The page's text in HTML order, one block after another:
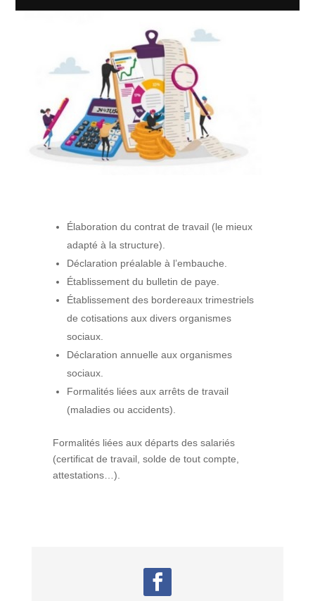
Élaboration du contrat de travail (le mieux
adapté à la structure).
Déclaration préalable à l’embauche.
Établissement du bulletin de paye.
Établissement des bordereaux trimestriels
de cotisations aux divers organismes
sociaux.
Déclaration annuelle aux organismes
sociaux.
Formalités liées aux arrêts de travail
(maladies ou accidents).
Formalités liées aux départs des salariés
(certificat de travail, solde de tout compte,
attestations…).